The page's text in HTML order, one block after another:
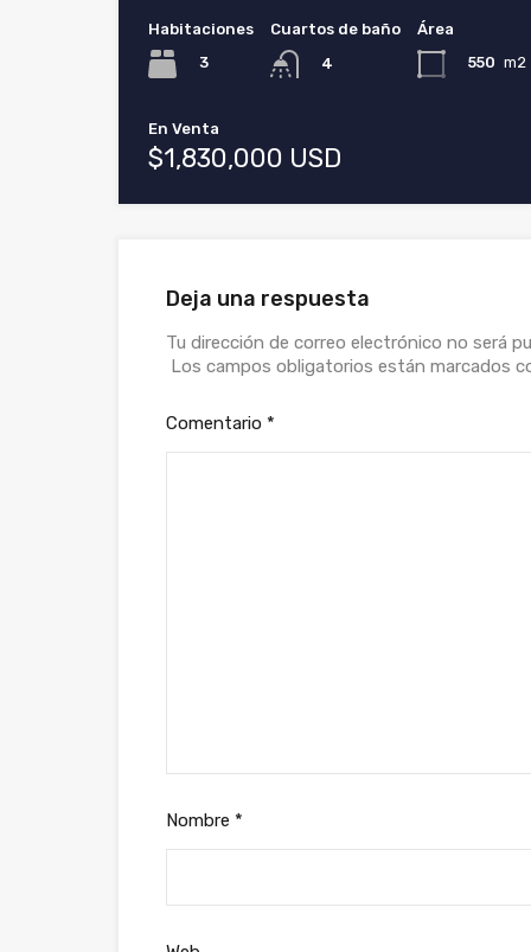
Habitaciones
3
Cuartos de baño
4
Área
550 m2
En Venta
$1,830,000 USD
Deja una respuesta
Tu dirección de correo electrónico no será
Los campos obligatorios están marcados
Comentario *
Nombre *